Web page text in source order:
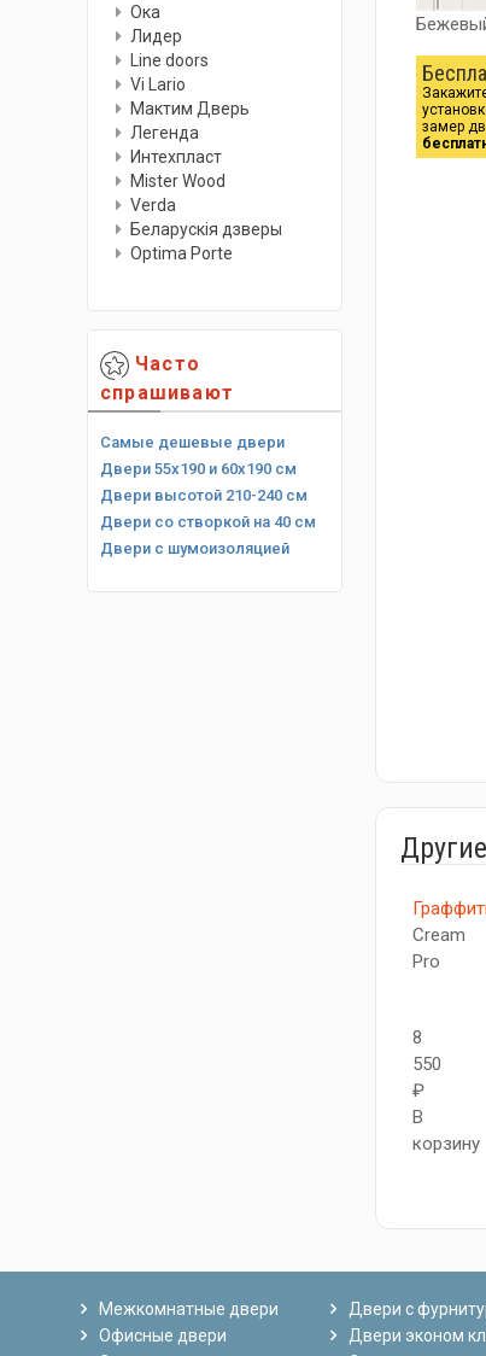
Ока
Лидер
Line doors
Vi Lario
Мактим Дверь
Легенда
Интехпласт
Мister Wood
Verda
Беларускiя дзверы
Optima Porte
Часто
спрашивают
Самые дешевые двери
Двери 55х190 и 60х190 см
Двери высотой 210-240 см
Двери со створкой на 40 см
Двери с шумоизоляцией
замер
Cream
Pro
8
550
₽
В
корзину
Межкомнатные двери
Офисные двери
Двери с
Двери эконом